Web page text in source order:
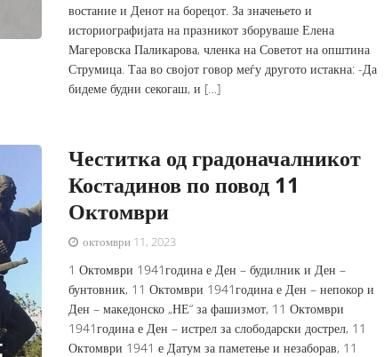
востание и Денот на борецот. За значењето и
историографијата на празникот зборуваше Елена
Магеровска Паликарова, членка на Советот на општина
Струмица. Таа во својот говор меѓу другото истакна: -Да
бидеме будни секогаш, и […]
Честитка од градоначалникот
Костадинов по повод 11
Октомври
октомври 11, 2023
1 Октомври 1941година е Ден – будилник и Ден –
бунтовник, 11 Октомври 1941година е Ден – непокор и
Ден – македонско „НЕ“ за фашизмот, 11 Октомври
1941година е Ден – истрел за слободарски дострел, 11
Октомври 1941 е Датум за паметење и незаборав, 11